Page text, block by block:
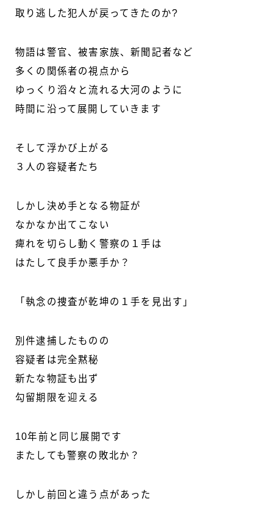
取り逃した犯人が戻ってきたのか?
物語は警官、被害家族、新聞記者など
多くの関係者の視点から
ゆっくり滔々と流れる大河のように
時間に沿って展開していきます
そして浮かび上がる
３人の容疑者たち
しかし決め手となる物証が
なかなか出てこない
痺れを切らし動く警察の１手は
はたして良手か悪手か？
「執念の捜査が乾坤の１手を見出す」
別件逮捕したものの
容疑者は完全黙秘
新たな物証も出ず
勾留期限を迎える
10年前と同じ展開です
またしても警察の敗北か？
しかし前回と違う点があった